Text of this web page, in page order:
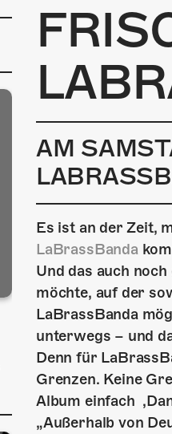
AM
Es ist an der Zeit,
LaBrassBanda
Und das auch
möchte, auf der
LaBrassBanda
unterwegs – und
Denn für
Grenzen. Keine
Album einfach
„Außerhalb von